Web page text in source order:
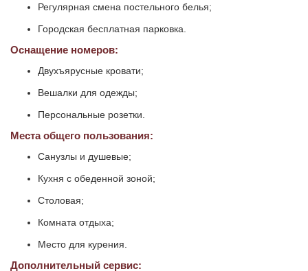
Регулярная смена постельного белья;
Городская бесплатная парковка.
Оснащение номеров:
Двухъярусные кровати;
Вешалки для одежды;
Персональные розетки.
Места общего пользования:
Санузлы и душевые;
Кухня с обеденной зоной;
Столовая;
Комната отдыха;
Место для курения.
Дополнительный сервис: